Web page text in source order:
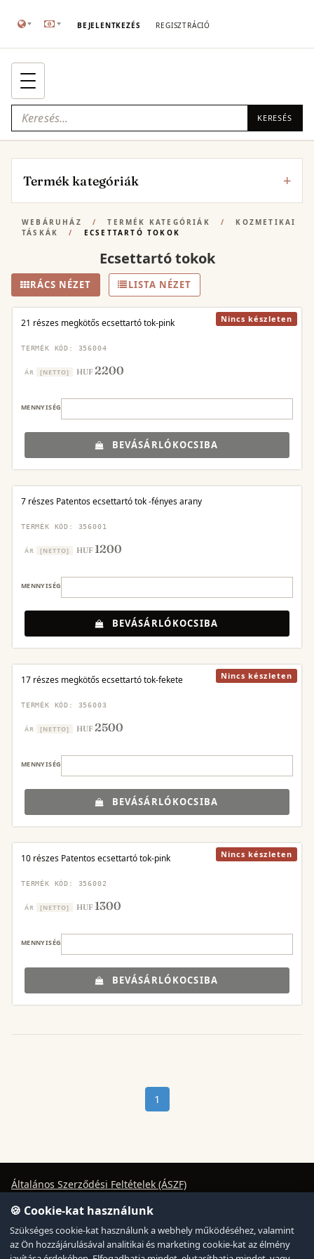
BEJELENTKEZÉS REGISZTRÁCIÓ
KERESÉS
Termék kategóriák
WEBÁRUHÁZ / TERMÉK KATEGÓRIÁK /
KOZMETIKAI
TÁSKÁK
/ ECSETTARTÓ TOKOK
Ecsettartó tokok
RÁCS NÉZET LISTA NÉZET
Nincs készleten
21 részes megkötős ecsettartó tok-pink
TERMÉK KÓD: 356004
ÁR [NETTO] HUF2200
MENNYISÉG
BEVÁSÁRLÓKOCSIBA
7 részes Patentos ecsettartó tok -fényes arany
TERMÉK KÓD: 356001
ÁR [NETTO] HUF1200
MENNYISÉG
BEVÁSÁRLÓKOCSIBA
Nincs készleten
17 részes megkötős ecsettartó tok-fekete
TERMÉK KÓD: 356003
ÁR [NETTO] HUF2500
MENNYISÉG
BEVÁSÁRLÓKOCSIBA
Nincs készleten
10 részes Patentos ecsettartó tok-pink
TERMÉK KÓD: 356002
ÁR [NETTO] HUF1300
MENNYISÉG
BEVÁSÁRLÓKOCSIBA
1
Általános Szerződési Feltételek (ÁSZF)
Adatvédelmi Tájékoztató
Süti Szabályzat
🍪 Cookie-kat használunk
Szükséges cookie-kat használunk a webhely működéséhez, valamint
az Ön hozzájárulásával analitikai és marketing cookie-kat az élmény